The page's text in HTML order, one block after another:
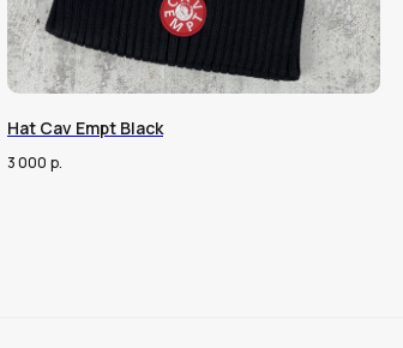
Hat Cav Empt Black
3 000 р.